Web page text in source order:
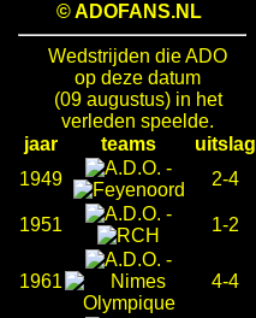
© ADOFANS.NL
Wedstrijden die ADO
op deze datum
(09 augustus) in het
verleden speelde.
jaar
teams
uitslag
1949
-
2-4
1951
-
1-2
1961
-
4-4